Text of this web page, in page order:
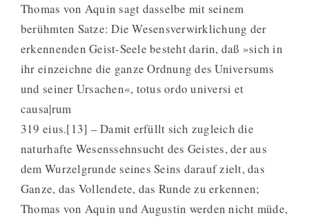
Thomas von Aquin sagt dasselbe mit seinem
berühmten Satze: Die Wesensverwirklichung der
erkennenden Geist-Seele besteht darin, daß »sich in
ihr einzeichne die ganze Ordnung des Universums
und seiner Ursachen«, totus ordo universi et
causa|rum
319 eius.[13] – Damit erfüllt sich zugleich die
naturhafte Wesenssehnsucht des Geistes, der aus
dem Wurzelgrunde seines Seins darauf zielt, das
Ganze, das Vollendete, das Runde zu erkennen;
Thomas von Aquin und Augustin werden nicht müde,